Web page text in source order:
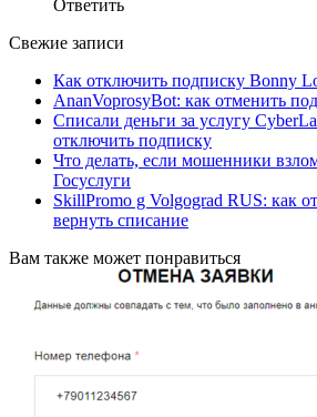
Ответить
Свежие записи
Как отключить подписку Bonny
AnanVoprosyBot: как отменить
Списали деньги за услугу
отключить подписку
Что делать, если мошенники
Госуслуги
SkillPromo g Volgograd RUS: как
вернуть списание
Вам также может понравиться